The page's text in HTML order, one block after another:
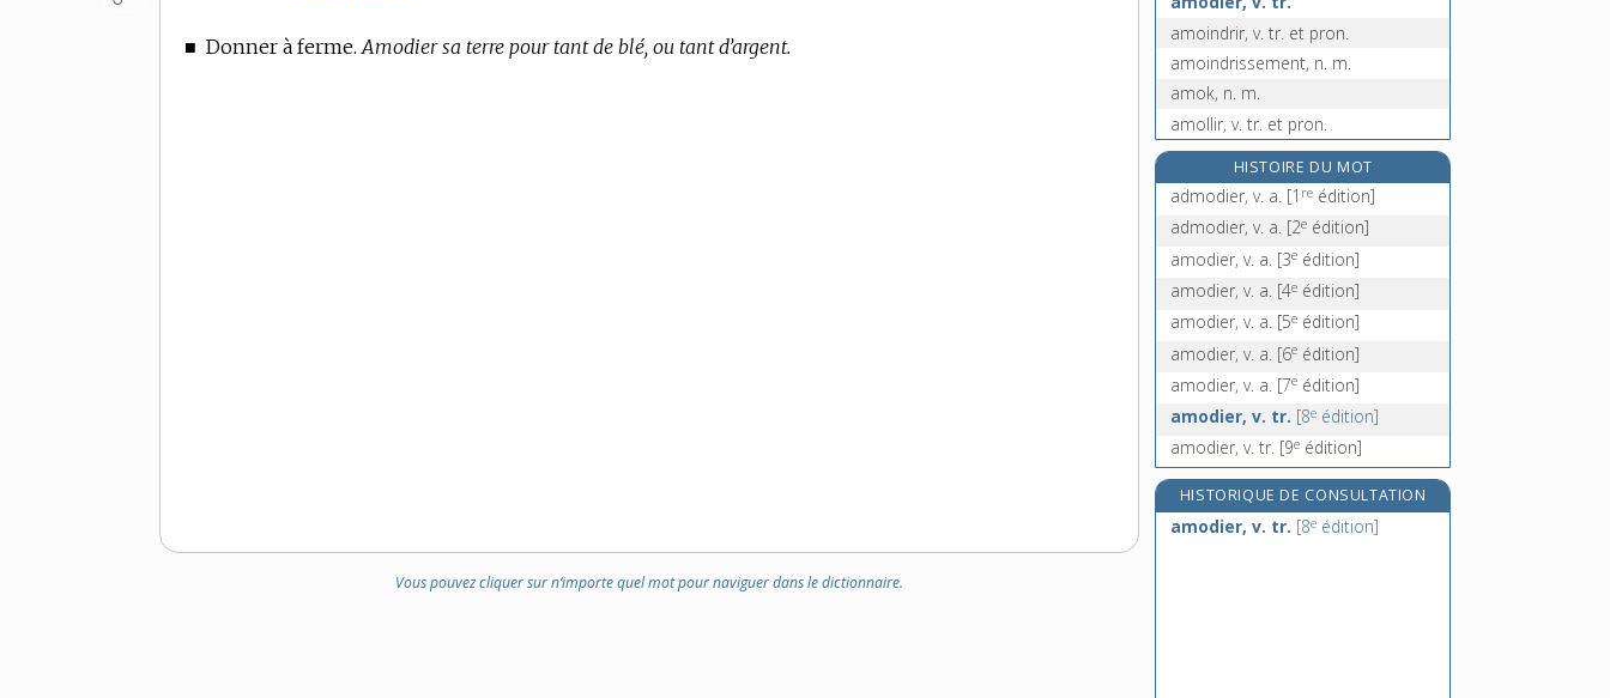
■ Donner à ferme. Amodier sa terre pour tant de blé, ou tant d’argent.
Vous pouvez cliquer sur n’importe quel mot pour naviguer dans le dictionnaire.
amoindrir, v. tr. et pron.
amoindrissement, n. m.
amok, n. m.
amollir, v. tr. et pron.
amollissant, -ante, adj.
amollissement, n. m.
HISTOIRE DU MOT
admodier, v. a. [1 re édition]
admodier, v. a. [2e édition]
amodier, v. a. [3e édition]
amodier, v. a. [4e édition]
amodier, v. a. [5e édition]
amodier, v. a. [6e édition]
amodier, v. a. [7e édition]
amodier, v. tr. [8e édition]
amodier, v. tr. [9e édition]
HISTORIQUE DE CONSULTATION
amodier, v. tr. [8e édition]